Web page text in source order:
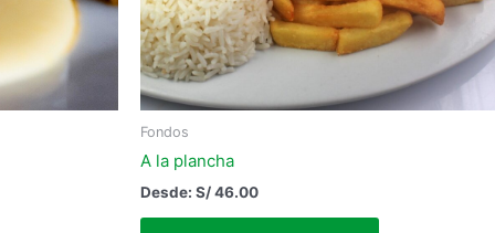
Fondos
A la plancha
Desde: S/46.00
elegir
en
página
de